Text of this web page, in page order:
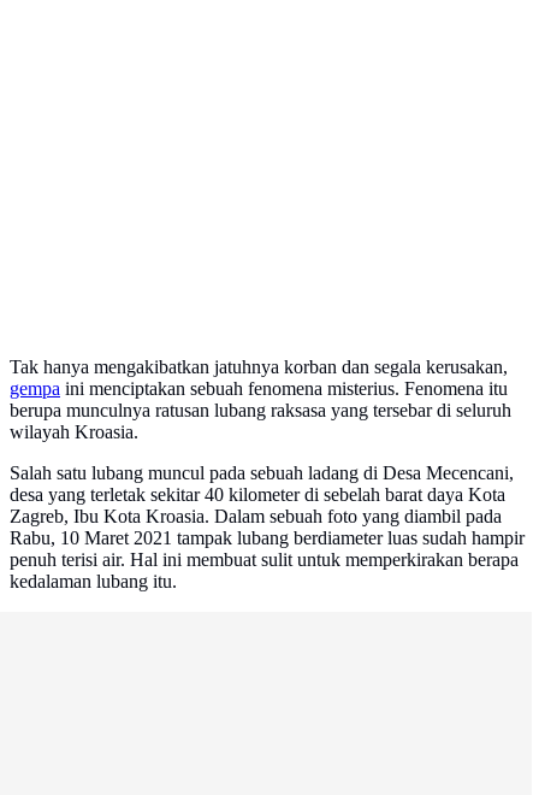
Tak hanya mengakibatkan jatuhnya korban dan segala kerusakan,
gempa ini menciptakan sebuah fenomena misterius. Fenomena itu
berupa munculnya ratusan lubang raksasa yang tersebar di seluruh
wilayah Kroasia.
Salah satu lubang muncul pada sebuah ladang di Desa Mecencani,
desa yang terletak sekitar 40 kilometer di sebelah barat daya Kota
Zagreb, Ibu Kota Kroasia. Dalam sebuah foto yang diambil pada
Rabu, 10 Maret 2021 tampak lubang berdiameter luas sudah hampir
penuh terisi air. Hal ini membuat sulit untuk memperkirakan berapa
kedalaman lubang itu.